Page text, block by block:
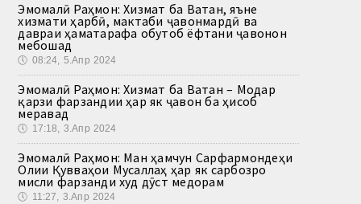
Эмомалӣ Раҳмон: Хизмат ба Ватан, яъне
хизмати ҳарбӣ, мактаби ҷавонмардӣ ва
давраи ҳаматарафа обутоб ёфтани ҷавонон
мебошад
🕔 08:24, 5.Апр 2024
Эмомалӣ Раҳмон: Хизмат ба Ватан – Модар
қарзи фарзандии ҳар як ҷавон ба ҳисоб
меравад
🕔 17:18, 3.Апр 2024
Эмомалӣ Раҳмон: Ман ҳамчун Сарфармондеҳи
Олии Қувваҳои Мусаллаҳ ҳар як сарбозро
мисли фарзанди худ дӯст медорам
🕔 11:27, 3.Апр 2024